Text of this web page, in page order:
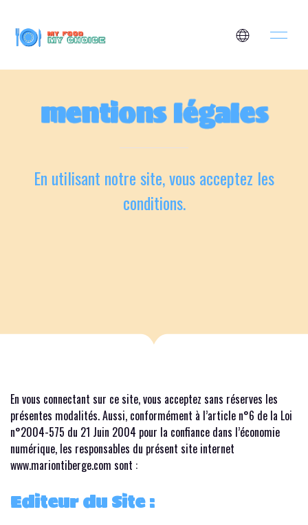
mentions légales
En utilisant notre site, vous acceptez les
conditions.
En vous connectant sur ce site, vous acceptez sans réserves les
présentes modalités. Aussi, conformément à l’article n°6 de la Loi
n°2004-575 du 21 Juin 2004 pour la confiance dans l’économie
numérique, les responsables du présent site internet
www.mariontiberge.com sont :
Editeur du Site :